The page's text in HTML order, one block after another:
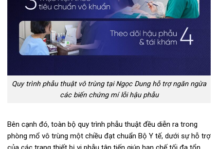
Quy trình phẫu thuật vô trùng tại Ngọc Dung hỗ trợ ngăn ngừa
các biến chứng mí lỗi hậu phẫu
Bên cạnh đó, toàn bộ quy trình phẫu thuật đều diễn ra trong
phòng mổ vô trùng một chiều đạt chuẩn Bộ Y tế, dưới sự hỗ trợ